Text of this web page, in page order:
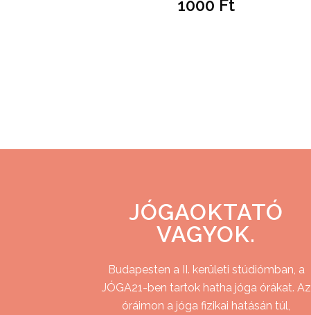
1000 Ft
JÓGAOKTATÓ
VAGYOK.
Budapesten a II. kerületi stúdiómban, a
JÓGA21-ben tartok hatha jóga órákat. Az
óráimon a jóga fizikai hatásán túl,